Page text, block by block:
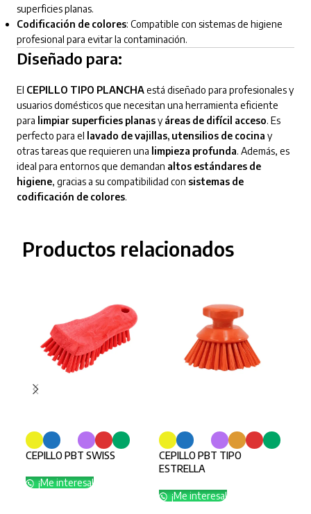
superficies planas.
Codificación de colores: Compatible con sistemas de higiene
profesional para evitar la contaminación.
Diseñado para:
El CEPILLO TIPO PLANCHAestá diseñado para profesionales y
usuarios domésticos que necesitan una herramienta eficiente
para limpiar superficies planasyáreas de difícil acceso. Es
perfecto para el lavado de vajillas, utensilios de cocina y
otras tareas que requieren una limpieza profunda. Además, es
ideal para entornos que demandan altos estándares de
higiene, gracias a su compatibilidad con sistemas de
codificación de colores.
Productos relacionados
CEPILLO PBT SWISS
¡Me interesa!
CEPILLO PBT TIPO
ESTRELLA
¡Me interesa!